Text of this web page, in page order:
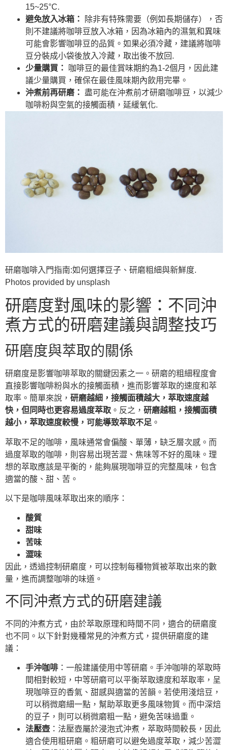
15~25°C.
避免放入冰箱：
除非有特殊需要（例如長期儲存），否
則不建議將咖啡豆放入冰箱，因為冰箱內的濕氣和異味
可能會影響咖啡豆的品質。如果必須冷藏，建議將咖啡
豆分裝成小袋後放入冷藏，取出後不放回.
少量購買：
咖啡豆的最佳賞味期約為1-2個月，因此建
議少量購買，確保在最佳風味期內飲用完畢。
沖煮前再研磨： 盡可能在沖煮前才研磨咖啡豆，以減少
咖啡粉與空氣的接觸面積，延緩氧化.
研磨咖啡入門指南:如何選擇豆子、研磨粗細與新鮮度.
Photos provided by unsplash
研磨度對風味的影響：不同沖
煮方式的研磨建議與調整技巧
研磨度與萃取的關係
研磨度是影響咖啡萃取的關鍵因素之一。研磨的粗細程度會
直接影響咖啡粉與水的接觸面積，進而影響萃取的速度和萃
取率。簡單來說， 研磨越細，接觸面積越大，萃取速度越
快，但同時也更容易過度萃取 。反之， 研磨越粗，接觸面積
越小，萃取速度較慢，可能導致萃取不足 。
萃取不足的咖啡，風味通常會偏酸、單薄，缺乏層次感。而
過度萃取的咖啡，則容易出現苦澀、焦味等不好的風味。理
想的萃取應該是平衡的，能夠展現咖啡豆的完整風味，包含
適當的酸、甜、苦。
以下是咖啡風味萃取出來的順序：
酸質
甜味
苦味
澀味
因此，透過控制研磨度，可以控制每種物質被萃取出來的數
量，進而調整咖啡的味道。
不同沖煮方式的研磨建議
不同的沖煮方式，由於萃取原理和時間不同，適合的研磨度
也不同。以下針對幾種常見的沖煮方式，提供研磨度的建
議：
手沖咖啡 ：一般建議使用中等研磨。手沖咖啡的萃取時
間相對較短，中等研磨可以平衡萃取速度和萃取率，呈
現咖啡豆的香氣、甜感與適當的苦韻。若使用淺焙豆，
可以稍微磨細一點，幫助萃取更多風味物質。而中深焙
的豆子，則可以稍微磨粗一點，避免苦味過重。
法壓壺 ：法壓壺屬於浸泡式沖煮，萃取時間較長，因此
適合使用粗研磨。粗研磨可以避免過度萃取，減少苦澀